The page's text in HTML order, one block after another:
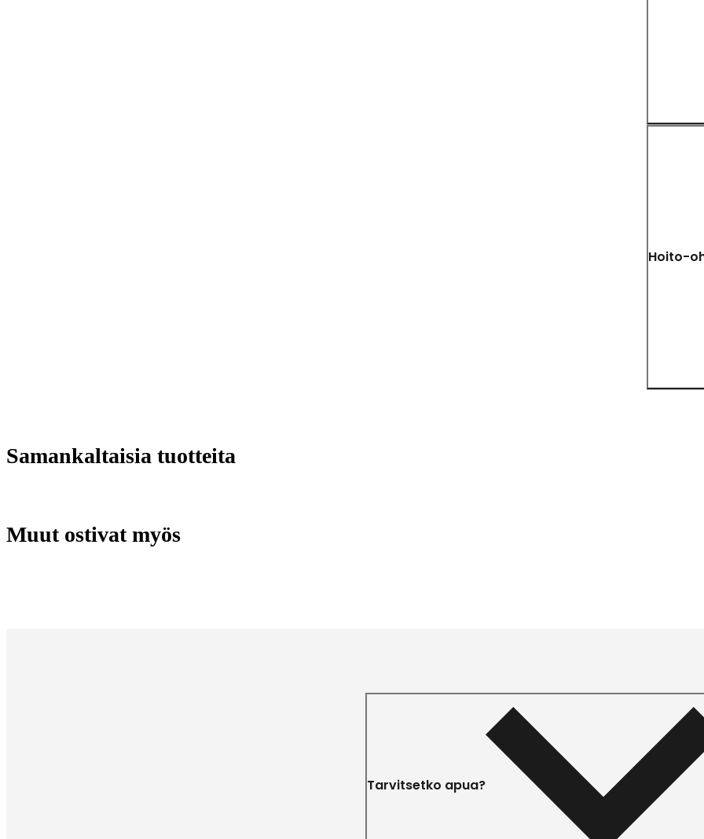
Hoito-
Samankaltaisia tuotteita
Muut ostivat myös
Tarvitsetko apua?